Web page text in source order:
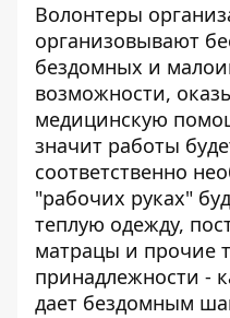
Волонтеры
организовывают
бездомных и
возможности,
медицинскую
значит работы
соответственно
"рабочих руках"
теплую одежду,
матрацы и прочие
принадлежности -
дает бездомным